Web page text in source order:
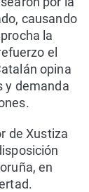
causando
la
el
opina
y demanda
de Xustiza
en